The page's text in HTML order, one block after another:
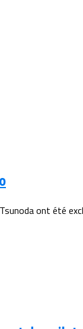
ont été